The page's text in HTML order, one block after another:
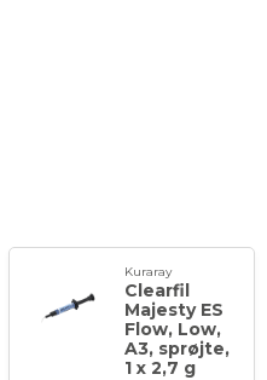
Kuraray
Clearfil
Majesty ES
Flow, Low,
A3, sprøjte,
1 x 2,7 g